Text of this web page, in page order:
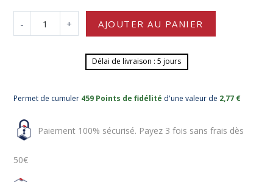
- + AJOUTER AU PANIER
Délai de livraison : 5 jours
Permet de cumuler 459 Points de fidélité d'une valeur de 2,77 €
Paiement 100% sécurisé. Payez 3 fois sans frais dès
50€